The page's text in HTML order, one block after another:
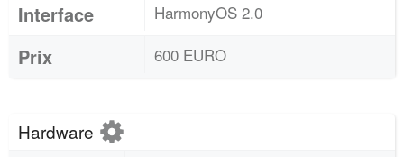
Interface HarmonyOS 2.0
Prix 600 EURO
Hardware